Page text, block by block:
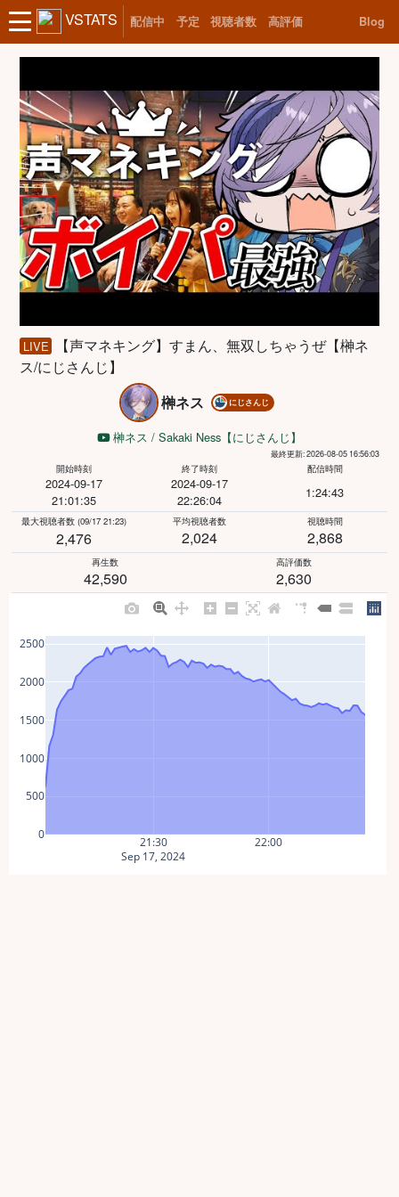
VSTATS 配信中 予定 視聴者数 高評価 Blog
LIVE
【声マネキング】すまん、無双しちゃうぜ【榊ネ
ス/にじさんじ】
榊ネス
にじさんじ
榊ネス / Sakaki Ness【にじさんじ】
最終更新: 2026-08-05 16:56:03
開始時刻
2024-09-17
21:01:35
終了時刻
2024-09-17
22:26:04
配信時間
1:24:43
最大視聴者数 (09/17 21:23)
2,476
平均視聴者数
2,024
視聴時間
2,868
再生数
42,590
高評価数
2,630
21:30
Sep 17, 2024
22:00
0
500
1000
1500
2000
2500